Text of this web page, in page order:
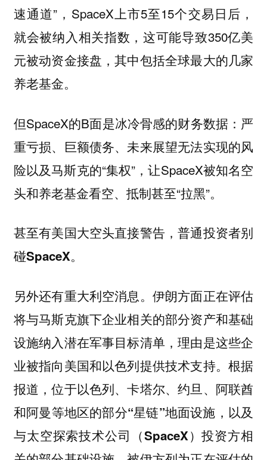
速通道”，SpaceX上市5至15个交易日后，
就会被纳入相关指数，这可能导致350亿美
元被动资金接盘，其中包括全球最大的几家
养老基金。
但SpaceX的B面是冰冷骨感的财务数据：严
重亏损、巨额债务、未来展望无法实现的风
险以及马斯克的“集权”，让SpaceX被知名空
头和养老基金看空、抵制甚至“拉黑”。
甚至有美国大空头直接警告，普通投资者别
碰SpaceX。
另外还有重大利空消息。 伊朗方面正在评估
将与马斯克旗下企业相关的部分资产和基础
设施纳入潜在军事目标清单，理由是这些企
业被指向美国和以色列提供技术支持。根据
报道，位于以色列、卡塔尔、约旦、阿联酋
和阿曼等地区的部分“星链”地面设施，以及
与太空探索技术公司（SpaceX）投资方相